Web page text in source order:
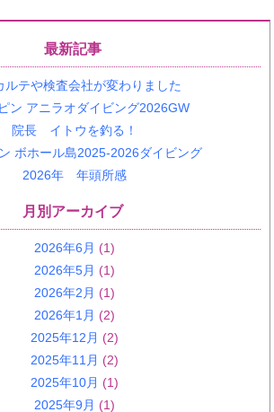
最新記事
ルテや検査会社が変わりました
ン アニラオダイビング2026GW
院長 イトウを釣る！
ボホール島2025-2026ダイビング
2026年 年頭所感
月別アーカイブ
2026年6月 (1)
2026年5月 (1)
2026年2月 (1)
2026年1月 (2)
2025年12月 (2)
2025年11月 (2)
2025年10月 (1)
2025年9月 (1)